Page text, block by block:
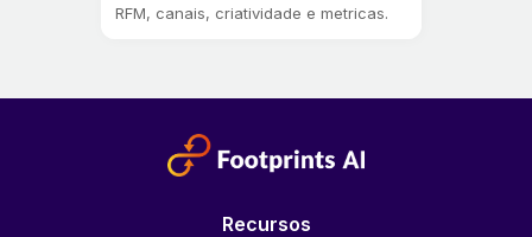
RFM, canais, criatividade e metricas.
Recursos